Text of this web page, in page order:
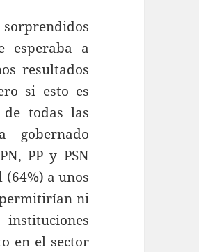
esperaba a
resultados
si esto es
todas las
PP y PSN
(64%) a unos
permitirían ni
en el sector